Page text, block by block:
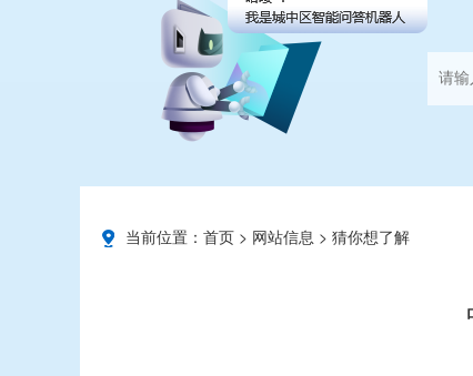
当前位置： 首页 > 网站信息 > 猜你想了解